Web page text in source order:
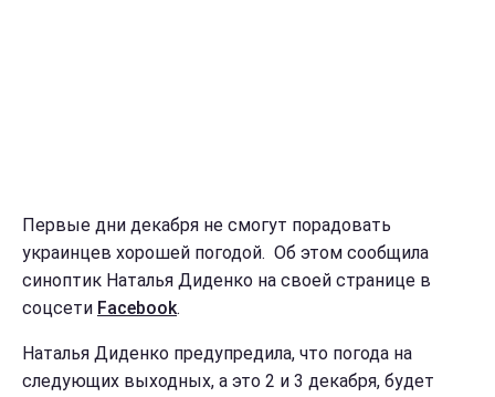
Первые дни декабря не смогут порадовать
украинцев хорошей погодой. Об этом сообщила
синоптик Наталья Диденко на своей странице в
соцсети Facebook.
Наталья Диденко предупредила, что погода на
следующих выходных, а это 2 и 3 декабря, будет